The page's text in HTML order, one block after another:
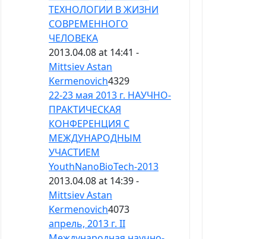
ТЕХНОЛОГИИ В ЖИЗНИ
СОВРЕМЕННОГО
ЧЕЛОВЕКА
2013.04.08 at 14:41 -
Mittsiev Astan
Kermenovich4329
22-23 мая 2013 г. НАУЧНО-
ПРАКТИЧЕСКАЯ
КОНФЕРЕНЦИЯ С
МЕЖДУНАРОДНЫМ
УЧАСТИЕМ
YouthNanoBioTech-2013
2013.04.08 at 14:39 -
Mittsiev Astan
Kermenovich4073
апрель, 2013 г. II